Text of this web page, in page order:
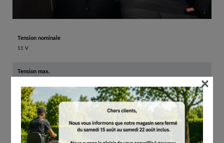
Tension nominale
11 V
Tension max.
Puissance absorbée
0.10 kW
Système de batterie
×